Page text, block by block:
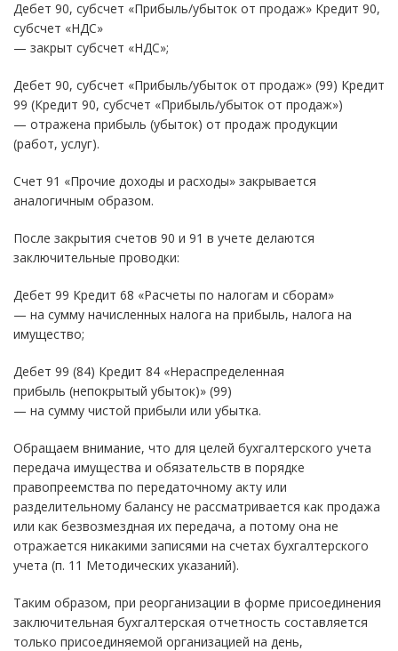
Дебет 90, субсчет «Прибыль/убыток от продаж» Кредит 90,
субсчет «НДС»
— закрыт субсчет «НДС»;
Дебет 90, субсчет «Прибыль/убыток от продаж» (99) Кредит
99 (Кредит 90, субсчет «Прибыль/убыток от продаж»)
— отражена прибыль (убыток) от продаж продукции
(работ, услуг).
Счет 91 «Прочие доходы и расходы» закрывается
аналогичным образом.
После закрытия счетов 90 и 91 в учете делаются
заключительные проводки:
Дебет 99 Кредит 68 «Расчеты по налогам и сборам»
— на сумму начисленных налога на прибыль, налога на
имущество;
Дебет 99 (84) Кредит 84 «Нераспределенная
прибыль (непокрытый убыток)» (99)
— на сумму чистой прибыли или убытка.
Обращаем внимание, что для целей бухгалтерского учета
передача имущества и обязательств в порядке
правопреемства по передаточному акту или
разделительному балансу не рассматривается как продажа
или как безвозмездная их передача, а потому она не
отражается никакими записями на счетах бухгалтерского
учета (п. 11 Методических указаний).
Таким образом, при реорганизации в форме присоединения
заключительная бухгалтерская отчетность составляется
только присоединяемой организацией на день,